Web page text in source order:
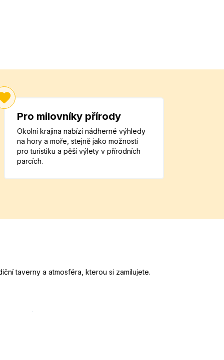
Pro milovníky přírody
Okolní krajina nabízí nádherné výhledy
na hory a moře, stejně jako možnosti
pro turistiku a pěší výlety v přírodních
parcích.
taverny a atmosféra, kterou si zamilujete.